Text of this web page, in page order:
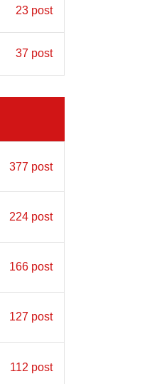
23 post
37 post
377 post
224 post
166 post
127 post
112 post